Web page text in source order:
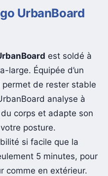
UrbanBoard
est soldé à
large. Équipée d’un
de rester stable
analyse à
corps et adapte son
posture.
si facile que la
5 minutes, pour
comme en extérieur.